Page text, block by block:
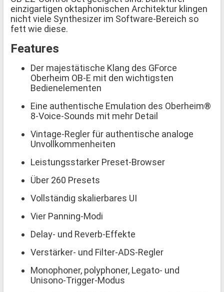
einzigartigen oktaphonischen Architektur klingen
nicht viele Synthesizer im Software-Bereich so
fett wie diese.
Features
Der majestätische Klang des GForce
Oberheim OB-E mit den wichtigsten
Bedienelementen
Eine authentische Emulation des Oberheim®
8-Voice-Sounds mit mehr Detail
Vintage-Regler für authentische analoge
Unvollkommenheiten
Leistungsstarker Preset-Browser
Über 260 Presets
Vollständig skalierbares UI
Vier Panning-Modi
Delay- und Reverb-Effekte
Verstärker- und Filter-ADS-Regler
Monophoner, polyphoner, Legato- und
Unisono-Trigger-Modus